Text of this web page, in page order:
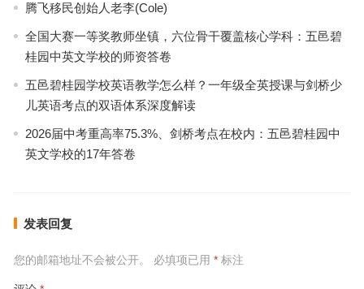
腾飞移民创始人老李(Cole)
全国大赛一等奖教师坐镇，六位骨干覆盖核心学科：五邑碧
桂园中英文学校的师资答卷
五邑碧桂园学校英语教学怎么样？一年级全英授课与剑桥少
儿英语考点的双语体系深度解读
2026届中考重高率75.3%、剑桥考点在校内：五邑碧桂园中
英文学校的17年答卷
发表回复
您的邮箱地址不会被公开。 必填项已用 *标注